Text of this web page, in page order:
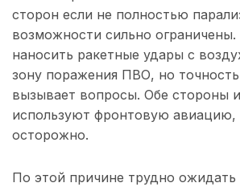
сторон если не полностью
возможности сильно
наносить ракетные удары с
зону поражения ПВО, но
вызывает вопросы. Обе стороны
используют фронтовую авиацию,
осторожно.
По этой причине трудно ожидать